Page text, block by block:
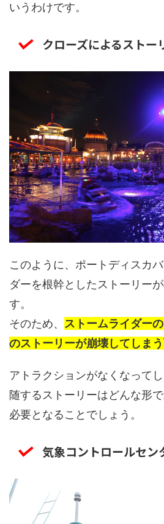
いうわけです。
クローズによるストー
このように、ポートディスカ
ダーを根幹としたストーリー
す。
そのため、 ストームライダー
のストーリーが崩壊してしまう
アトラクションがなくなって
随するストーリーはどんな形
必要となることでしょう。
気象コントロールセン